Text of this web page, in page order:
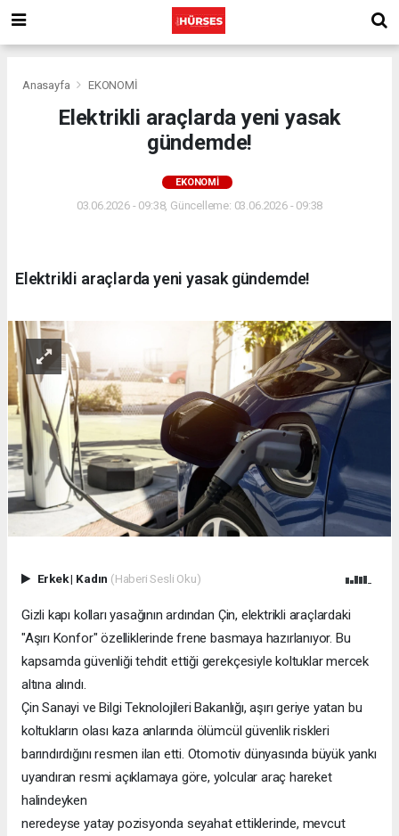
Anasayfa EKONOMİ
Elektrikli araçlarda yeni yasak
gündemde!
EKONOMİ
03.06.2026 - 09:38, Güncelleme: 03.06.2026 - 09:38
Elektrikli araçlarda yeni yasak gündemde!
Erkek| Kadın (Haberi Sesli Oku)
Gizli kapı kolları yasağının ardından Çin, elektrikli araçlardaki
"Aşırı Konfor" özelliklerinde frene basmaya hazırlanıyor. Bu
kapsamda güvenliği tehdit ettiği gerekçesiyle koltuklar mercek
altına alındı.
Çin Sanayi ve Bilgi Teknolojileri Bakanlığı, aşırı geriye yatan bu
koltukların olası kaza anlarında ölümcül güvenlik riskleri
barındırdığını resmen ilan etti. Otomotiv dünyasında büyük yankı
uyandıran resmi açıklamaya göre, yolcular araç hareket
halindeyken
neredeyse yatay pozisyonda seyahat ettiklerinde, mevcut